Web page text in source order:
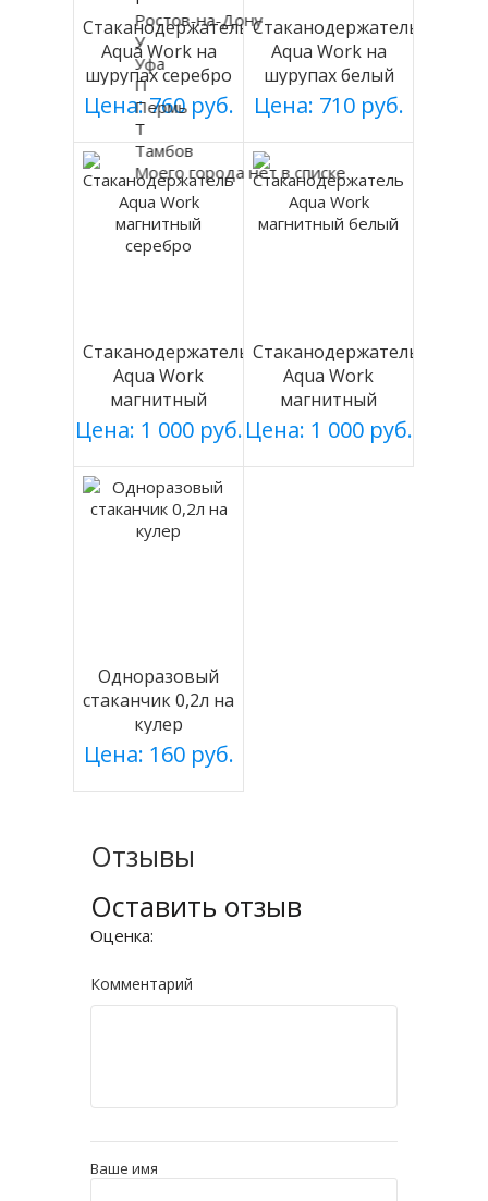
Стаканодержатель
Aqua Work на
шурупах серебро
Цена: 760 руб.
Стаканодержатель
Aqua Work на
шурупах белый
Цена: 710 руб.
Стаканодержатель
Aqua Work
магнитный
серебро
Цена: 1 000 руб.
Стаканодержатель
Aqua Work
магнитный
белый
Цена: 1 000 руб.
Одноразовый
стаканчик 0,2л на
кулер
Цена: 160 руб.
Отзывы
Оставить отзыв
Оценка:
Комментарий
Ваше имя
Ростов-на-Дону
У
Уфа
П
Пермь
Т
Тамбов
Моего города нет в списке